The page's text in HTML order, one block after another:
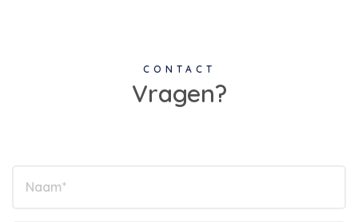
Vragen?
CONTACT